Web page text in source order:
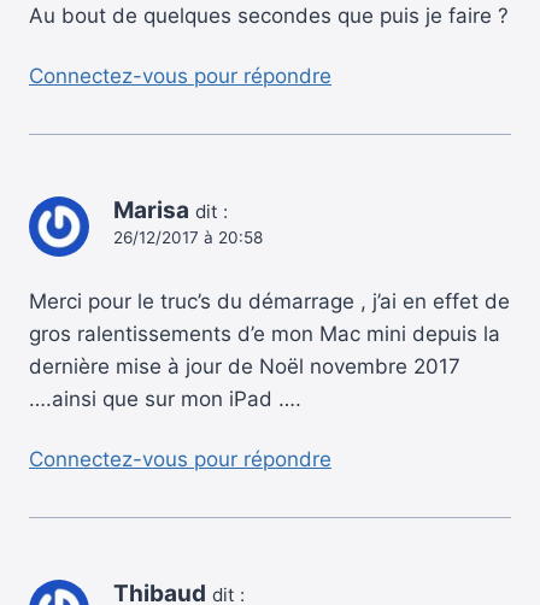
Au bout de quelques secondes que puis je faire ?
Connectez-vous pour répondre
Marisa dit :
26/12/2017 à 20:58
Merci pour le truc’s du démarrage , j’ai en effet de
gros ralentissements d’e mon Mac mini depuis la
dernière mise à jour de Noël novembre 2017
….ainsi que sur mon iPad ….
Connectez-vous pour répondre
Thibaud dit :